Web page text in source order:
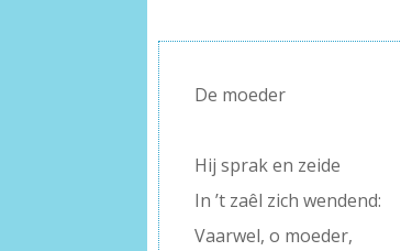
De moeder
Hij sprak en zeide
In ’t zaêl zich wendend:
Vaarwel, o moeder,